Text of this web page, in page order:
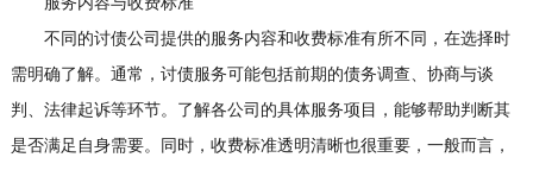
不同的讨债公司提供的服务内容和收费标准有所不同，在选择时
需明确了解。通常，讨债服务可能包括前期的债务调查、协商与谈
判、法律起诉等环节。了解各公司的具体服务项目，能够帮助判断其
是否满足自身需要。同时，收费标准透明清晰也很重要，一般而言，